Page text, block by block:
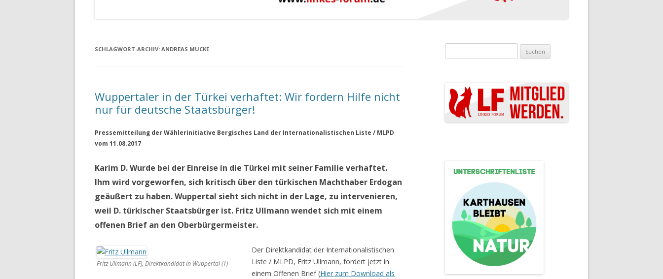
SCHLAGWORT-ARCHIV: ANDREAS MUCKE
Wuppertaler in der Türkei verhaftet: Wir fordern Hilfe nicht
nur für deutsche Staatsbürger!
Pressemitteilung der Wählerinitiative Bergisches Land der Internationalistischen Liste / MLPD
vom 11.08.2017
Karim D. Wurde bei der Einreise in die Türkei mit seiner Familie verhaftet.
Ihm wird vorgeworfen, sich kritisch über den türkischen Machthaber Erdogan
geäußert zu haben. Wuppertal sieht sich nicht in der Lage, zu intervenieren,
weil D. türkischer Staatsbürger ist. Fritz Ullmann wendet sich mit einem
offenen Brief an den Oberbürgermeister.
Fritz Ullmann (LF), Direktkandidat in Wuppertal (1)
Der Direktkandidat der Internationalistischen
Liste / MLPD, Fritz Ullmann, fordert jetzt in
einem Offenen Brief (Hier zum Download als